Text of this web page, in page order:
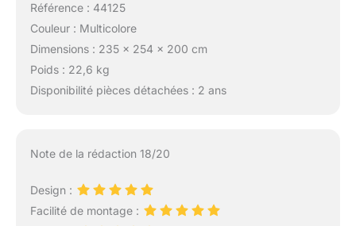
Référence : 44125
Couleur : Multicolore
Dimensions : 235 x 254 x 200 cm
Poids : 22,6 kg
Disponibilité pièces détachées : 2 ans
Note de la rédaction 18/20
Design :
Facilité de montage :